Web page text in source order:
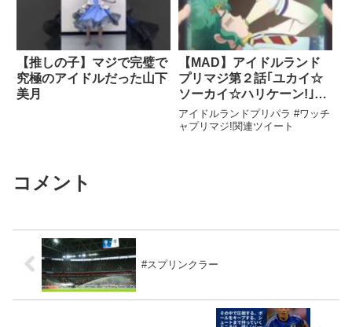
【推しの子】マジで完璧で
究極のアイドルだった山下
美月
【MAD】アイドルランド
プリマジ第２話｢ユカイ☆
ソーカイ☆ハリケーン!｣
【anime】
アイドルランドプリパラ #ワッチ
ャプリマジ!関連ツイート
コメント
#スプリンクラー